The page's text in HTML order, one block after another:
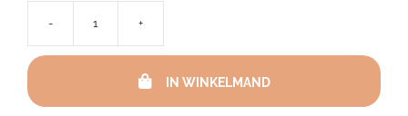
-
wollen
+
IN WINKELMAND